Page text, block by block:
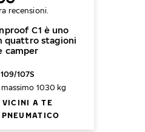
C1 è uno
quattro stagioni
camper
recensioni.
107S
1030 kg
VICINI A TE